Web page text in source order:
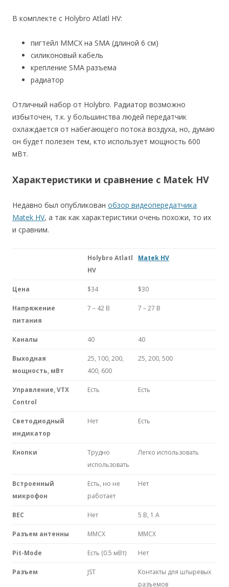
В комплекте с Holybro Atlatl HV:
пигтейл MMCX на SMA (длиной 6 см)
силиконовый кабель
крепление SMA разъема
радиатор
Отличный набор от Holybro. Радиатор возможно
избыточен, т.к. у большинства людей передатчик
охлаждается от набегающего потока воздуха, но, думаю
он будет полезен тем, кто использует мощность 600
мВт.
Характеристики и сравнение с Matek HV
Недавно был опубликован обзор видеопередатчика
Matek HV, а так как характеристики очень похожи, то их
и сравним.
Holybro Atlatl
HV
Matek HV
Цена $34 $30
Напряжение
питания
7 – 42 В 7 – 27 В
Каналы 40 40
Выходная
мощность, мВт
25, 100, 200,
400, 600
25, 200, 500
Управление, VTX
Control
Есть Есть
Светодиодный
индикатор
Нет Есть
Кнопки
Трудно
использовать
Легко использовать
Встроенный
микрофон
Есть, но не
работает
Нет
BEC Нет 5 В, 1 A
Разъем антенны MMCX MMCX
Pit-Mode Есть (0.5 мВт) Нет
Разъем JST
Контакты для штыревых
разъемов